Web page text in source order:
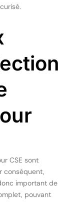
CSE sont
conséquent,
important de
pouvant